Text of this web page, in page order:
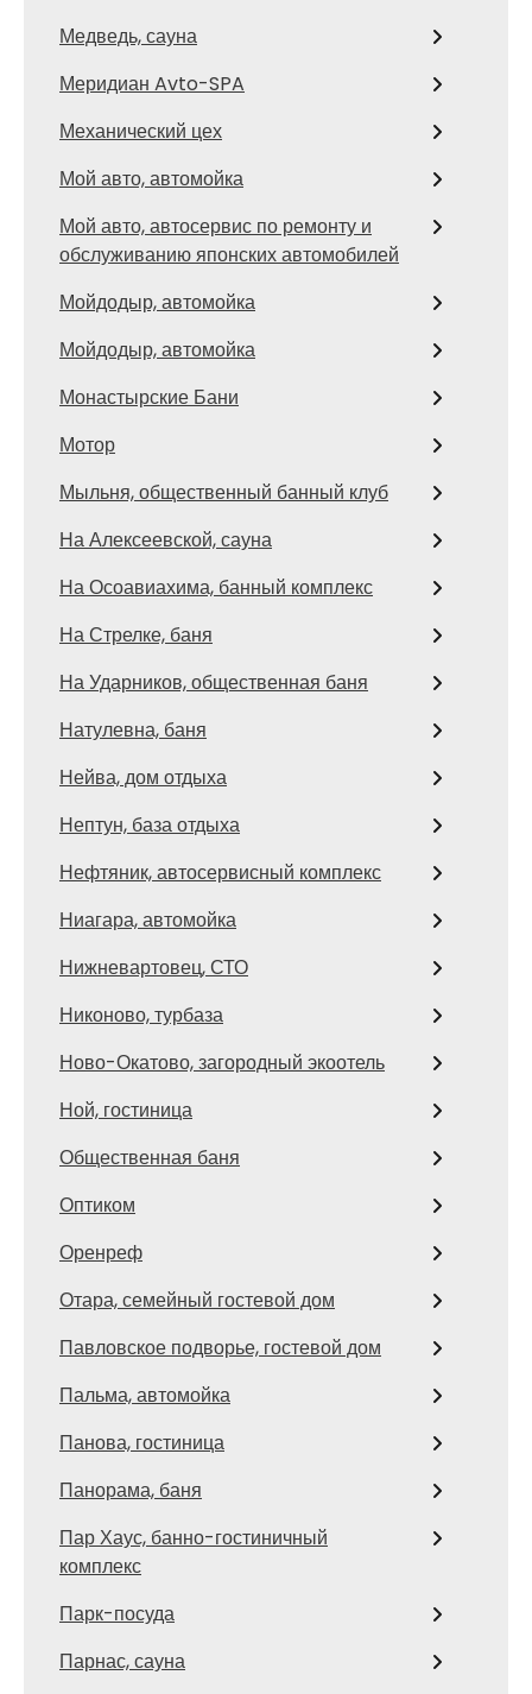
Медведь, сауна
Меридиан Avto-SPA
Механический цех
Мой авто, автомойка
Мой авто, автосервис по ремонту и
обслуживанию японских автомобилей
Мойдодыр, автомойка
Мойдодыр, автомойка
Монастырские Бани
Мотор
Мыльня, общественный банный клуб
На Алексеевской, сауна
На Осоавиахима, банный комплекс
На Стрелке, баня
На Ударников, общественная баня
Натулевна, баня
Нейва, дом отдыха
Нептун, база отдыха
Нефтяник, автосервисный комплекс
Ниагара, автомойка
Нижневартовец, СТО
Никоново, турбаза
Ново-Окатово, загородный экоотель
Ной, гостиница
Общественная баня
Оптиком
Оренреф
Отара, семейный гостевой дом
Павловское подворье, гостевой дом
Пальма, автомойка
Панова, гостиница
Панорама, баня
Пар Хаус, банно-гостиничный
комплекс
Парк-посуда
Парнас, сауна